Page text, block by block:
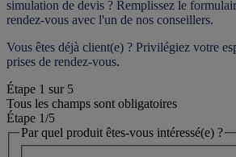
simulation de devis ? Remplissez le
rendez-vous avec l'un de nos conseillers.
Vous êtes déjà client(e) ? Privilégiez votre
prises de rendez-vous.
Étape 1 sur 5
Tous les champs sont obligatoires
Étape 1/5
Par quel produit êtes-vous intéressé(e) ?